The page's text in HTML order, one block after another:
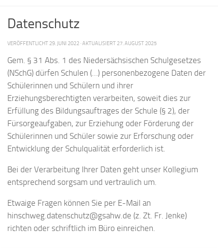
Datenschutz
VERÖFFENTLICHT 29. JUNI 2022 · AKTUALISIERT 27. AUGUST 2025
Gem. § 31 Abs. 1 des Niedersächsischen Schulgesetzes
(NSchG) dürfen Schulen (…) personenbezogene Daten der
Schülerinnen und Schülern und ihrer
Erziehungsberechtigten verarbeiten, soweit dies zur
Erfüllung des Bildungsauftrages der Schule (§ 2), der
Fürsorgeaufgaben, zur Erziehung oder Förderung der
Schülerinnen und Schüler sowie zur Erforschung oder
Entwicklung der Schulqualität erforderlich ist.
Bei der Verarbeitung Ihrer Daten geht unser Kollegium
entsprechend sorgsam und vertraulich um.
Etwaige Fragen können Sie per E-Mail an
hinschweg.datenschutz@gsahw.de (z. Zt. Fr. Jenke)
richten oder schriftlich im Büro einreichen.